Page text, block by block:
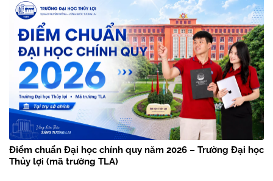
Điểm chuẩn Đại học chính quy năm 2026 – Trường Đại học
Thủy lợi (mã trường TLA)